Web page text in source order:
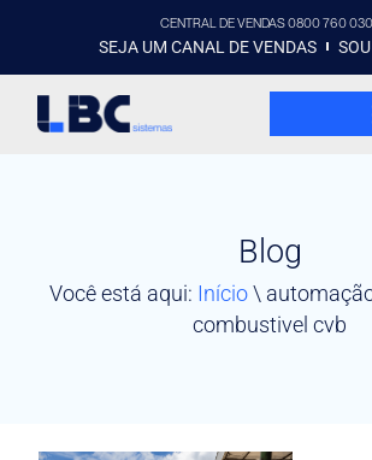
CENTRAL DE VENDAS 0800 760
SEJA UM CANAL DE VENDAS
Blog
Você está aqui: Início\
combustivel cvb